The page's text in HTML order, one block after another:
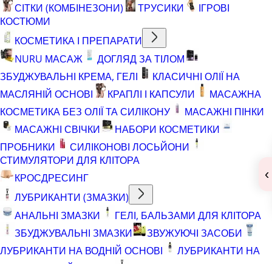
СІТКИ (КОМБІНЕЗОНИ)
ТРУСИКИ
ІГРОВІ
КОСТЮМИ
КОСМЕТИКА І ПРЕПАРАТИ
NURU МАСАЖ
ДОГЛЯД ЗА ТІЛОМ
ЗБУДЖУВАЛЬНІ КРЕМА, ГЕЛІ
КЛАСИЧНІ ОЛІЇ НА
МАСЛЯНІЙ ОСНОВІ
КРАПЛІ І КАПСУЛИ
МАСАЖНА
КОСМЕТИКА БЕЗ ОЛІЇ ТА СИЛІКОНУ
МАСАЖНІ ПІНКИ
МАСАЖНІ СВІЧКИ
НАБОРИ КОСМЕТИКИ
ПРОБНИКИ
СИЛІКОНОВІ ЛОСЬЙОНИ
СТИМУЛЯТОРИ ДЛЯ КЛІТОРА
КРОСДРЕСИНГ
ЛУБРИКАНТИ (ЗМАЗКИ)
АНАЛЬНІ ЗМАЗКИ
ГЕЛІ, БАЛЬЗАМИ ДЛЯ КЛІТОРА
ЗБУДЖУВАЛЬНІ ЗМАЗКИ
ЗВУЖУЮЧІ ЗАСОБИ
ЛУБРИКАНТИ НА ВОДНІЙ ОСНОВІ
ЛУБРИКАНТИ НА
‹